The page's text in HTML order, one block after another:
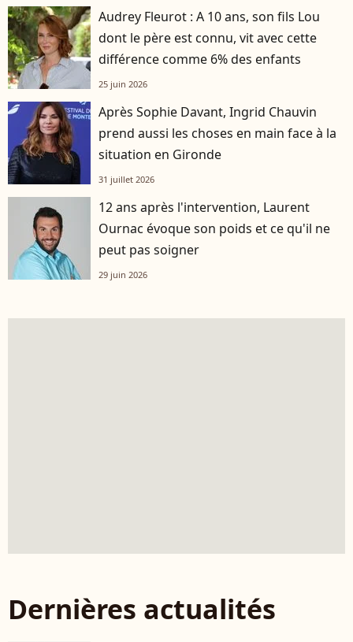
Audrey Fleurot : A 10 ans, son fils Lou
dont le père est connu, vit avec cette
différence comme 6% des enfants
25 juin 2026
Après Sophie Davant, Ingrid Chauvin
prend aussi les choses en main face à la
situation en Gironde
31 juillet 2026
12 ans après l'intervention, Laurent
Ournac évoque son poids et ce qu'il ne
peut pas soigner
29 juin 2026
Dernières actualités